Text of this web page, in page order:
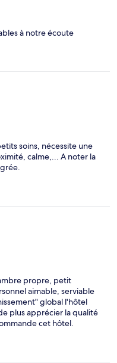
à notre écoute
soins, nécessite une
calme,... A noter la
propre, petit
aimable, serviable
global l'hôtel
plus apprécier la qualité
cet hôtel.